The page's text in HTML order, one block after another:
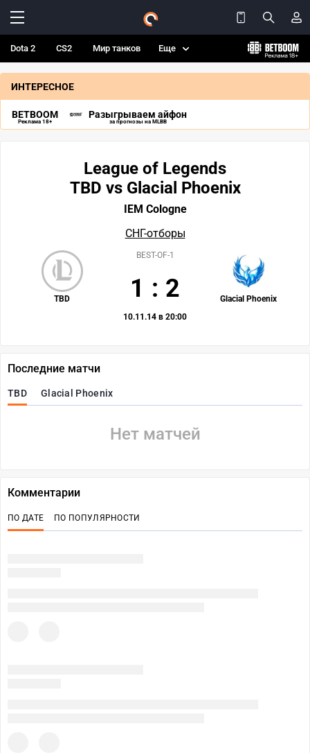
Dota 2 CS2 Мир танков Еще
ИНТЕРЕСНОЕ
BETBOOM
Реклама 18+
Разыгрываем айфон
за прогнозы на MLBB
League of Legends
TBD vs Glacial Phoenix
IEM Cologne
СНГ-отборы
TBD Glacial Phoenix
BEST-OF-1
1 : 2
10.11.14 в 20:00
Последние матчи
TBD Glacial Phoenix
Нет матчей
Комментарии
ПО ДАТЕ ПО ПОПУЛЯРНОСТИ